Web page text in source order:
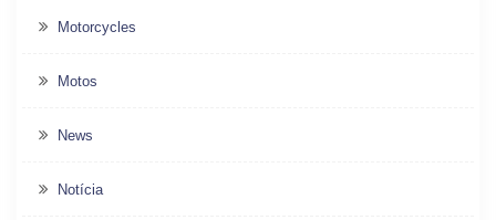
Motorcycles
Motos
News
Notícia